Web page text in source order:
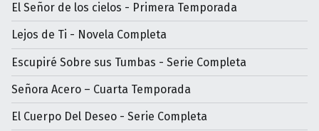
El Señor de los cielos - Primera Temporada
Lejos de Ti - Novela Completa
Escupiré Sobre sus Tumbas - Serie Completa
Señora Acero – Cuarta Temporada
El Cuerpo Del Deseo - Serie Completa